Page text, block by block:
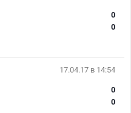
0
0
17.04.17 в 14:54
0
0